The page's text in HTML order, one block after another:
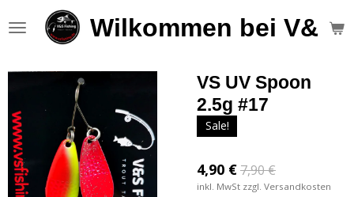
Hauptinhalt
Wilkommen bei V&S
VS UV Spoon
2.5g #17
Sale!
4,90 €7,90 €
inkl. MwSt zzgl. Versandkosten